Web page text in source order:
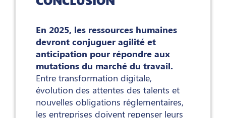
En 2025, les ressources humaines
devront conjuguer agilité et
anticipation pour répondre aux
mutations du marché du travail.
Entre transformation digitale,
évolution des attentes des talents et
nouvelles obligations réglementaires,
les entreprises doivent repenser leurs